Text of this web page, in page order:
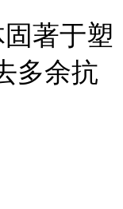
著于塑
多余抗